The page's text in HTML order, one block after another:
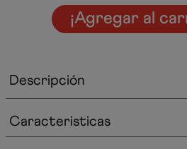
¡Agregar al
Descripción
Caracteristicas